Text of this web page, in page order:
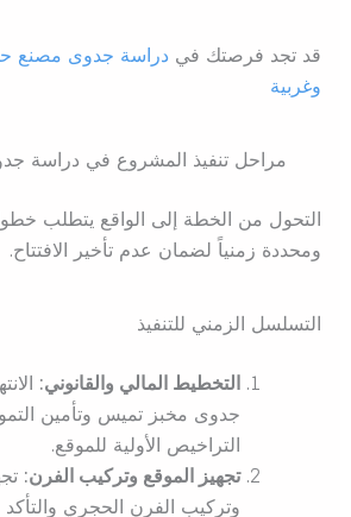
قد تجد فرصتك في دراسة جدوى مصنع
وغربية
مراحل تنفيذ المشروع في دراسة
التحول من الخطة إلى الواقع يتطلب
ومحددة زمنياً لضمان عدم تأخير الافتتاح.
التسلسل الزمني للتنفيذ
التخطيط المالي والقانوني:
جدوى مخبز تميس وتأمين
التراخيص الأولية للموقع.
تجهيز الموقع وتركيب الفرن:
وتركيب الفرن الحجري